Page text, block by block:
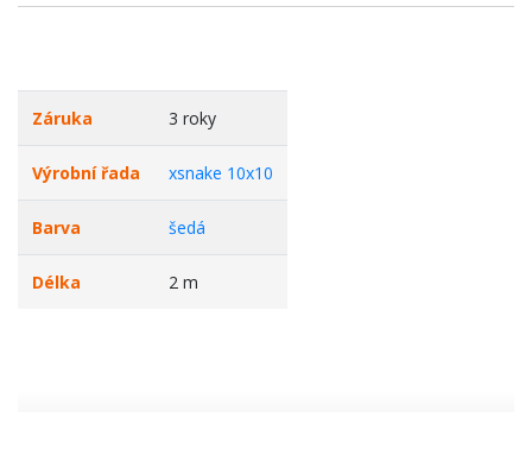
Záruka 3 roky
Výrobní řada xsnake 10x10
Barva šedá
Délka 2 m